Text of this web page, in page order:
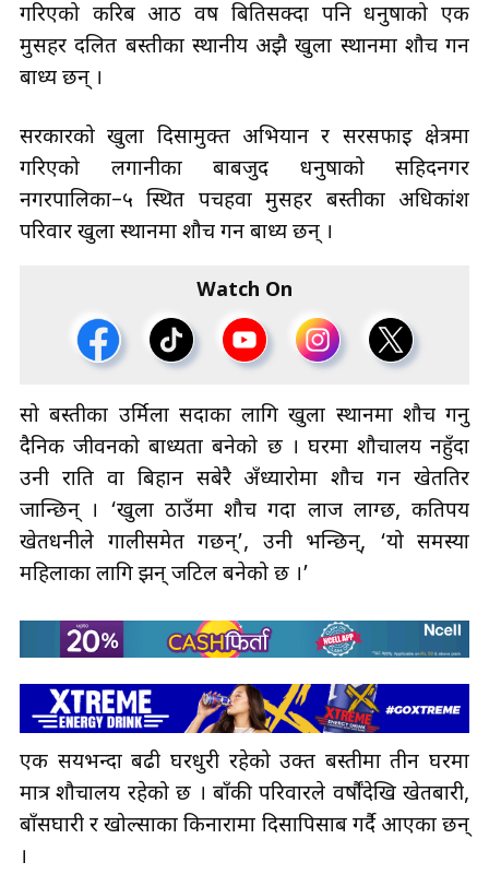
गरिएको करिब आठ वर्ष बितिसक्दा पनि धनुषाको एक
मुसहर दलित बस्तीका स्थानीय अझै खुला स्थानमा शौच गर्न
बाध्य छन् ।
सरकारको खुला दिसामुक्त अभियान र सरसफाइ क्षेत्रमा
गरिएको लगानीका बाबजुद धनुषाको सहिदनगर
नगरपालिका–५ स्थित पचहर्वा मुसहर बस्तीका अधिकांश
परिवार खुला स्थानमा शौच गर्न बाध्य छन् ।
Watch On
सो बस्तीका उर्मिला सदाका लागि खुला स्थानमा शौच गर्नु
दैनिक जीवनको बाध्यता बनेको छ । घरमा शौचालय नहुँदा
उनी राति वा बिहान सबेरै अँध्यारोमा शौच गर्न खेततिर
जान्छिन् । ‘खुला ठाउँमा शौच गर्दा लाज लाग्छ, कतिपय
खेतधनीले गालीसमेत गर्छन्’, उनी भन्छिन्, ‘यो समस्या
महिलाका लागि झन् जटिल बनेको छ ।’
एक सयभन्दा बढी घरधुरी रहेको उक्त बस्तीमा तीन घरमा
मात्र शौचालय रहेको छ । बाँकी परिवारले वर्षौंदेखि खेतबारी,
बाँसघारी र खोल्साका किनारामा दिसापिसाब गर्दै आएका छन्
।